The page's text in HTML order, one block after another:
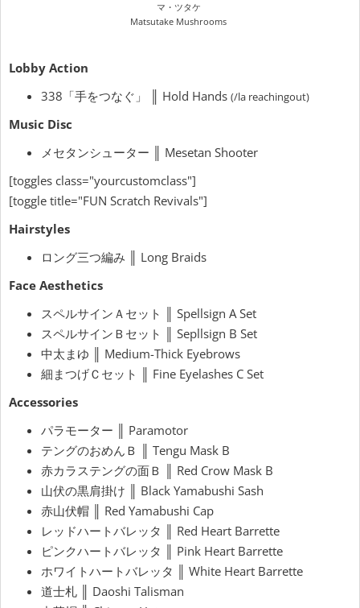
マ・ツタケ
Matsutake Mushrooms
Lobby Action
338「手をつなぐ」 ║ Hold Hands (/la reachingout)
Music Disc
メセタンシューター ║ Mesetan Shooter
[toggles class="yourcustomclass"]
[toggle title="FUN Scratch Revivals"]
Hairstyles
ロング三つ編み ║ Long Braids
Face Aesthetics
スペルサインＡセット ║ Spellsign A Set
スペルサインＢセット ║ Sepllsign B Set
中太まゆ ║ Medium-Thick Eyebrows
細まつげＣセット ║ Fine Eyelashes C Set
Accessories
パラモーター ║ Paramotor
テングのおめんＢ ║ Tengu Mask B
赤カラステングの面Ｂ ║ Red Crow Mask B
山伏の黒肩掛け ║ Black Yamabushi Sash
赤山伏帽 ║ Red Yamabushi Cap
レッドハートバレッタ ║ Red Heart Barrette
ピンクハートバレッタ ║ Pink Heart Barrette
ホワイトハートバレッタ ║ White Heart Barrette
道士札 ║ Daoshi Talisman